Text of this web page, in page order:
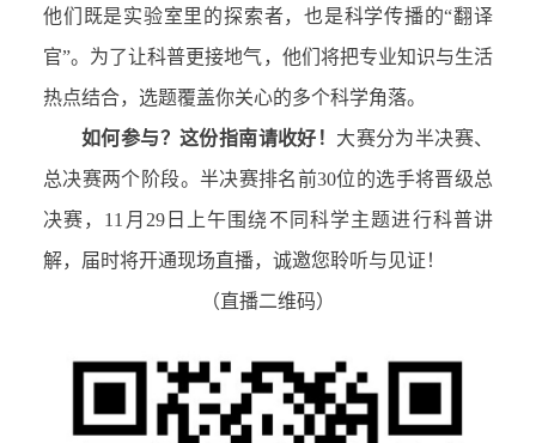
他们既是实验室里的探索者，也是科学传播的“翻译
官”。为了让科普更接地气，他们将把专业知识与生活
热点结合，选题覆盖你关心的多个科学角落。
如何参与？这份指南请收好 ！ 大赛分为半决赛、
总决赛两个阶段。半决赛排名前30位的选手将晋级总
决赛，11月29日上午围绕不同科学主题进行科普讲
解，届时将开通现场直播，诚邀您聆听与见证！
（直播二维码）